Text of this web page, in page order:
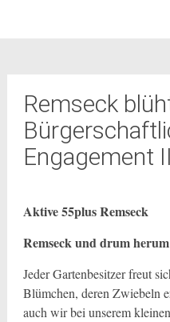
Remseck
Engagement II
Aktive 55plus Remseck
Remseck und drum
Jeder Gartenbesitzer freut
Blümchen, deren Zwiebeln
auch wir bei unserem